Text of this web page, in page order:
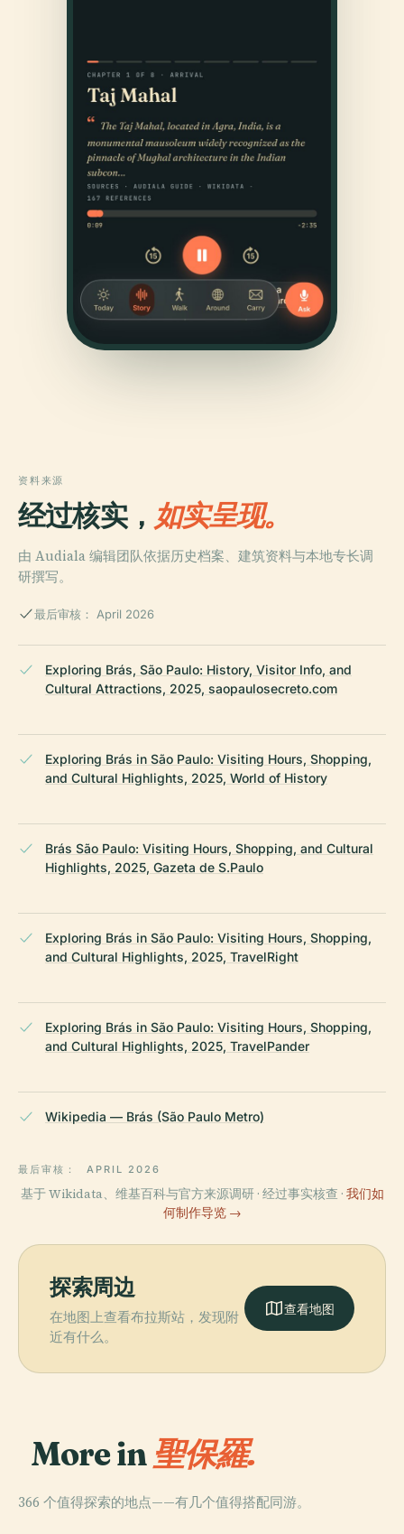
资料来源
经过核实， 如实呈现。
由 Audiala 编辑团队依据历史档案、建筑资料与本地专长调
研撰写。
最后审核： April 2026
Exploring Brás, São Paulo: History, Visitor Info, and
Cultural Attractions, 2025, saopaulosecreto.com
Exploring Brás in São Paulo: Visiting Hours, Shopping,
and Cultural Highlights, 2025, World of History
Brás São Paulo: Visiting Hours, Shopping, and Cultural
Highlights, 2025, Gazeta de S.Paulo
Exploring Brás in São Paulo: Visiting Hours, Shopping,
and Cultural Highlights, 2025, TravelRight
Exploring Brás in São Paulo: Visiting Hours, Shopping,
and Cultural Highlights, 2025, TravelPander
Wikipedia — Brás (São Paulo Metro)
最后审核： APRIL 2026
基于 Wikidata、维基百科与官方来源调研 · 经过事实核查 · 我们如
何制作导览 →
探索周边
在地图上查看布拉斯站，发现附
近有什么。
查看地图
More in 聖保羅.
366 个值得探索的地点——有几个值得搭配同游。